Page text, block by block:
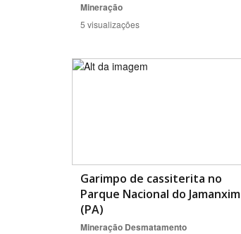
Mineração
5 visualizações
Garimpo de cassiterita no
Parque Nacional do Jamanxim
(PA)
Mineração Desmatamento